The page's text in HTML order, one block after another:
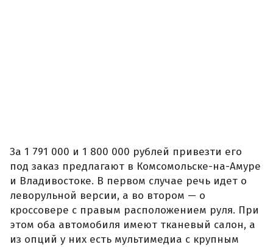
За 1 791 000 и 1 800 000 рублей привезти его
под заказ предлагают в Комсомольске-на-Амуре
и Владивостоке. В первом случае речь идет о
леворульной версии, а во втором — о
кроссовере с правым расположением руля. При
этом оба автомобиля имеют тканевый салон, а
из опций у них есть мультимедиа с крупным